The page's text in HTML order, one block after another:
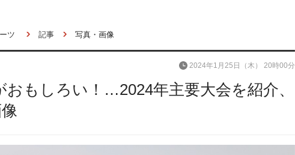
ツ 記事 写真・画像
もしろい！…2024年主要大会を紹介、
2024年1月25日（木） 20時00分